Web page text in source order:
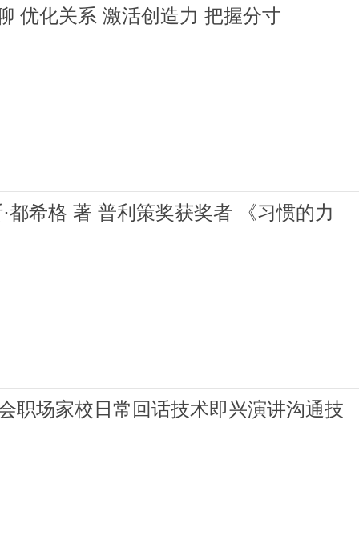
优化关系 激活创造力 把握分寸
希格 著 普利策奖获奖者 《习惯的力
职场家校日常回话技术即兴演讲沟通技